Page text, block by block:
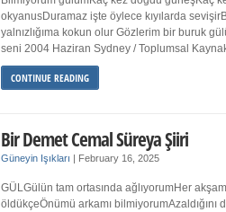
okyanusDuramaz işte öylece kıyılarda
yalnızlığıma kokun olur Gözlerim bir buruk
seni 2004 Haziran Sydney / Toplumsal
CONTINUE READING
Bir Demet Cemal Süreya Şiiri
Güneyin Işıkları February 16, 2025
GÜLGülün tam ortasında ağlıyorumHer
öldükçeÖnümü arkamı bilmiyorumAzaldığını